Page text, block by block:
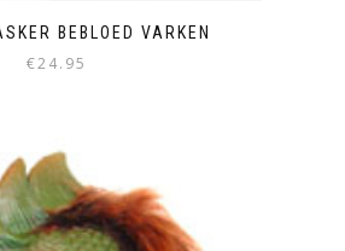
BEBLOED VARKEN
€24.95